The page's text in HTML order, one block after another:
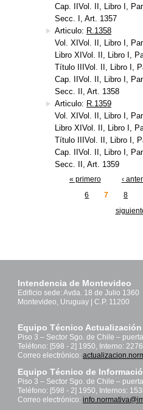
Cap. IIVol. II, Libro I,
Secc. I, Art. 1357
Articulo: R.1358
Vol. XIVol. II, Libro I,
Libro XIVol. II, Libro I,
Título IIIVol. II, Libro I,
Cap. IIVol. II, Libro I,
Secc. II, Art. 1358
Articulo: R.1359
Vol. XIVol. II, Libro I,
Libro XIVol. II, Libro I,
Título IIIVol. II, Libro I,
Cap. IIVol. II, Libro I,
Secc. II, Art. 1359
« primero ‹
6
7 8
Intendencia de Montevideo
Edificio sede: Avda. 18 de Julio 1360
Montevideo, Uruguay | C.P. 11200
Equipo Técnico
Piso 3 – Sector Sgo. de Chile –
Teléfono: [598 - 2] 1950, Interno:
Correo electrónico:
Equipo Técnico de
Piso 3 – Sector Sgo. de Chile –
Teléfono: [598 - 2] 1950, Internos:
Correo electrónico: